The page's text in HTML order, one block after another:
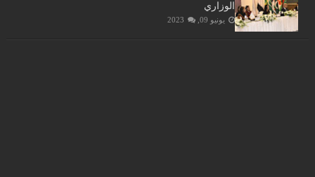
الوزاري
يونيو 09, 2023